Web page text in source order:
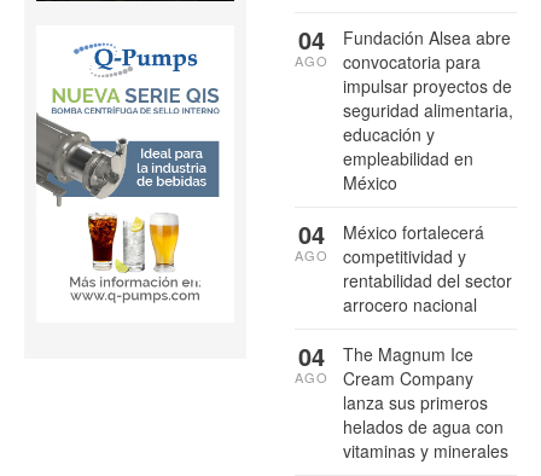
Fundación Alsea abre
convocatoria para
impulsar proyectos de
seguridad alimentaria,
educación y
empleabilidad en
México
04
AGO
México fortalecerá
competitividad y
rentabilidad del sector
arrocero nacional
04
AGO
The Magnum Ice
Cream Company
lanza sus primeros
helados de agua con
vitaminas y minerales
04
AGO